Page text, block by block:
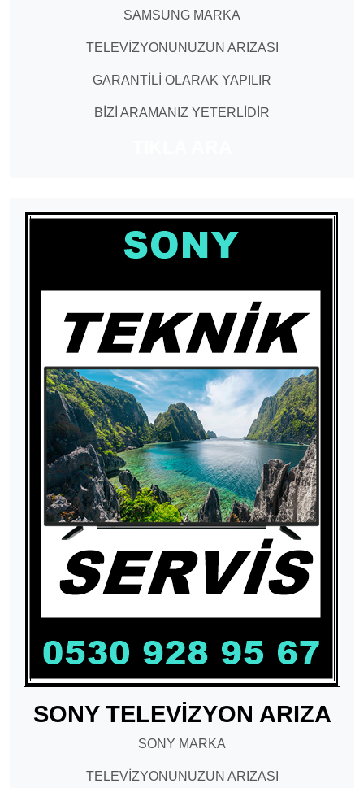
SAMSUNG MARKA
TELEVİZYONUNUZUN ARIZASI
GARANTİLİ OLARAK YAPILIR
BİZİ ARAMANIZ YETERLİDİR
SONY TELEVİZYON ARIZA
SONY MARKA
TELEVİZYONUNUZUN ARIZASI